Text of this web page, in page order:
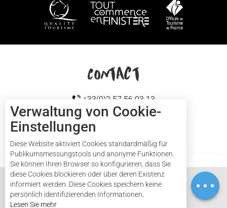
Service
Cap sizun
WIE KANN ICH KOMMEN?
Contact
+33(0)2 57 56 03 13
KONTAKTIEREN SIE UNS
Verwaltung von Cookie-
Einstellungen
Diese Website aktiviert Cookies standardmäßig für
Publikumsmessungstools und anonyme Funktionen.
Sie können Ihren Browser so konfigurieren, dass Sie
diese Cookies blockieren oder über deren Existenz
informiert werden. Diese Cookies speichern keine
persönlich identifizierenden Informationen.
Lesen Sie mehr